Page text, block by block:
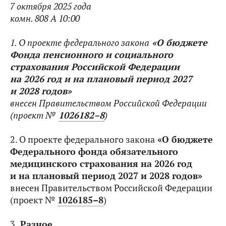
7 октября 2025 года
комн. 808 А 10:00
1. О проекте федерального закона «О бюджете
Фонда пенсионного и социального
страхования Российской Федерации
на 2026 год и на плановый период 2027
и 2028 годов»
внесен Правительством Российской Федерации
(проект № 1026182–8)
2. О проекте федерального закона «О бюджете
Федерального фонда обязательного
медицинского страхования на 2026 год
и на плановый период 2027 и 2028 годов»
внесен Правительством Российской Федерации
(проект № 1026185–8)